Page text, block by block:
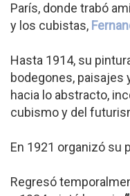
París, donde trabó
y los cubistas,
Hasta 1914, su
bodegones, paisajes
hacia lo abstracto,
cubismo y del
En 1921 organizó su
Regresó